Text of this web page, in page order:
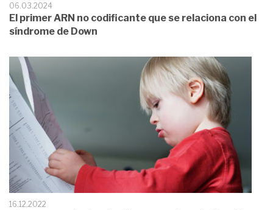
06.03.2024
El primer ARN no codificante que se relaciona con el
síndrome de Down
16.12.2022